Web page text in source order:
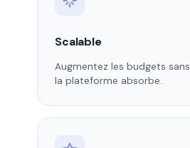
Scalable
Augmentez les budgets
la plateforme absorbe.